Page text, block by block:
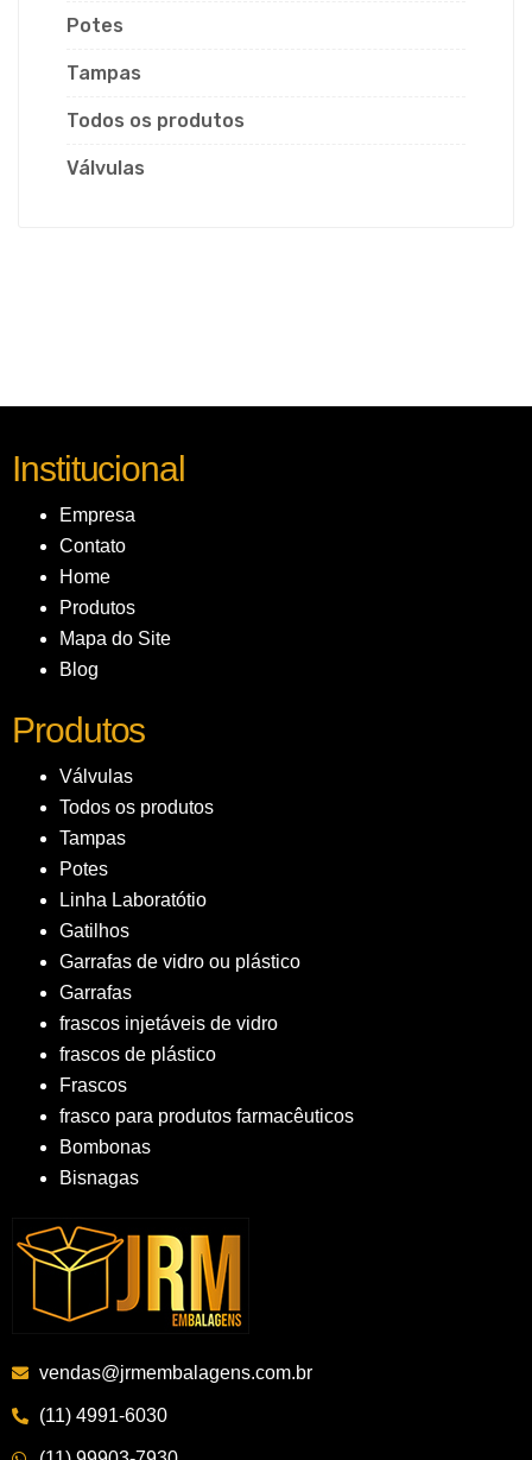
Potes
Tampas
Todos os produtos
Válvulas
Institucional
Empresa
Contato
Home
Produtos
Mapa do Site
Blog
Produtos
Válvulas
Todos os produtos
Tampas
Potes
Linha Laboratótio
Gatilhos
Garrafas de vidro ou plástico
Garrafas
frascos injetáveis de vidro
frascos de plástico
Frascos
frasco para produtos farmacêuticos
Bombonas
Bisnagas
vendas@jrmembalagens.com.br
(11) 4991-6030